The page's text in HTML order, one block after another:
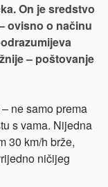
On je sredstvo
ovisno o načinu
– poštovanje
ne samo prema
s vama. Nijedna
30 km/h brže,
ničijeg